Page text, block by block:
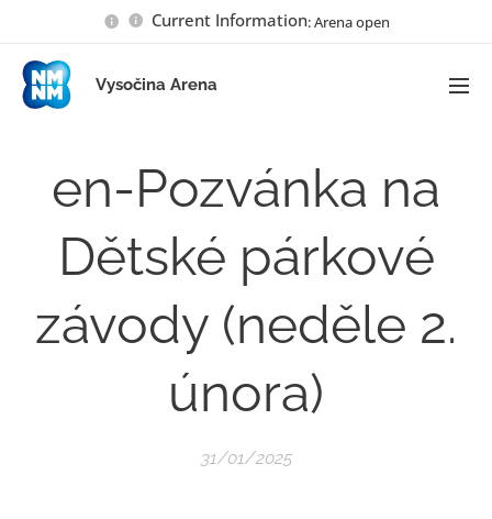
Current Information: Arena open
Vysočina Arena
en-Pozvánka na
Dětské párkové
závody (neděle 2.
února)
31/01/2025